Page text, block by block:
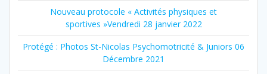
Nouveau protocole « Activités physiques et
sportives »Vendredi 28 janvier 2022
Protégé : Photos St-Nicolas Psychomotricité & Juniors 06
Décembre 2021